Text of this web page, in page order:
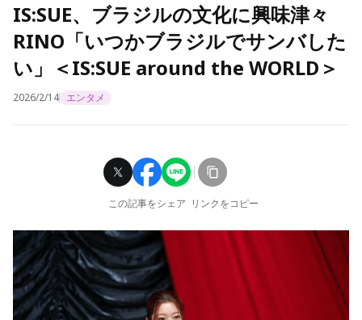
IS:SUE、ブラジルの文化に興味津々
RINO「いつかブラジルでサンバした
い」＜IS:SUE around the WORLD＞
2026/2/14 エンタメ
この記事をシェア リンクをコピー